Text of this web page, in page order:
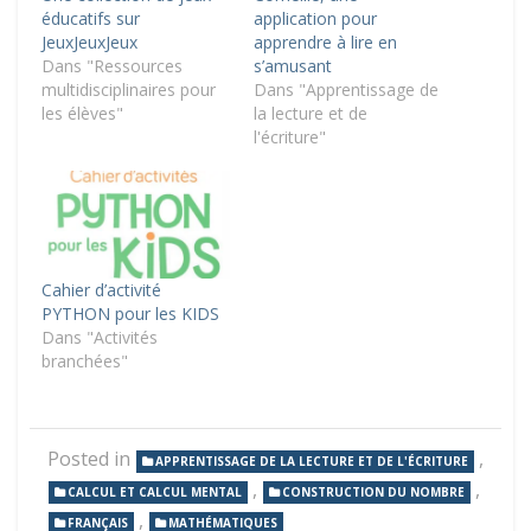
éducatifs sur
JeuxJeuxJeux
Dans "Ressources
multidisciplinaires pour
les élèves"
application pour
apprendre à lire en
s’amusant
Dans "Apprentissage de
la lecture et de
l'écriture"
Cahier d’activité
PYTHON pour les KIDS
Dans "Activités
branchées"
Posted in APPRENTISSAGE DE LA LECTURE ET DE L'ÉCRITURE ,
CALCUL ET CALCUL MENTAL , CONSTRUCTION DU NOMBRE ,
FRANÇAIS , MATHÉMATIQUES